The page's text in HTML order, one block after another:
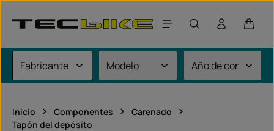
El
Inicio Componentes
Carenado
Tapón del depósito